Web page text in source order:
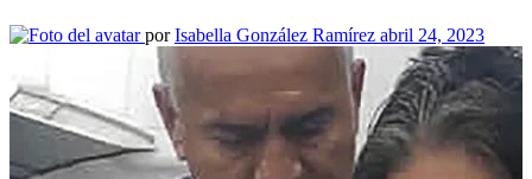
porIsabella González Ramírez abril 24, 2023